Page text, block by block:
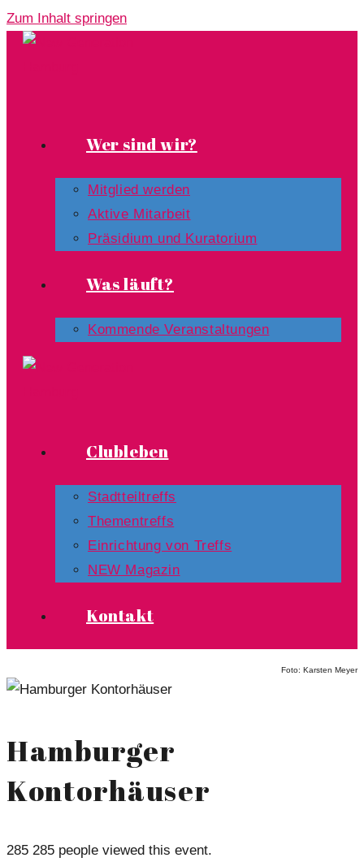
Zum Inhalt springen
Wer sind wir?
Mitglied werden
Aktive Mitarbeit
Präsidium und Kuratorium
Was läuft?
Kommende Veranstaltungen
Clubleben
Stadtteiltreffs
Thementreffs
Einrichtung von Treffs​
NEW Magazin
Kontakt
Foto: Karsten Meyer
Hamburger
Kontorhäuser
285 285 people viewed this event.